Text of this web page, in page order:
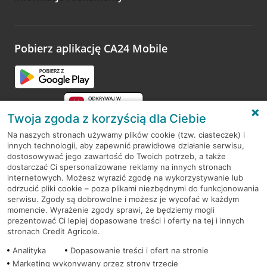
opinie.
Pobierz aplikację CA24 Mobile
RODO
Regulamin serwisu
Mapa serwisu
PolitykaCookies
Twoja zgoda z korzyścią dla Ciebie
Na naszych stronach używamy plików cookie (tzw. ciasteczek) i
innych technologii, aby zapewnić prawidłowe działanie serwisu,
dostosowywać jego zawartość do Twoich potrzeb, a także
dostarczać Ci spersonalizowane reklamy na innych stronach
internetowych. Możesz wyrazić zgodę na wykorzystywanie lub
odrzucić pliki cookie – poza plikami niezbędnymi do funkcjonowania
serwisu. Zgody są dobrowolne i możesz je wycofać w każdym
momencie. Wyrażenie zgody sprawi, że będziemy mogli
prezentować Ci lepiej dopasowane treści i oferty na tej i innych
stronach Credit Agricole.
Analityka
Dopasowanie treści i ofert na stronie
Marketing wykonywany przez strony trzecie